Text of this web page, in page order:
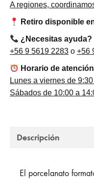
A regiones,
Retiro disponible
¿Necesitas ayuda?
+56 9 5619 2283 o +56
Horario de atención
Lunes a viernes de
Sábados de 10:00 a
Descripción
El porcelanato